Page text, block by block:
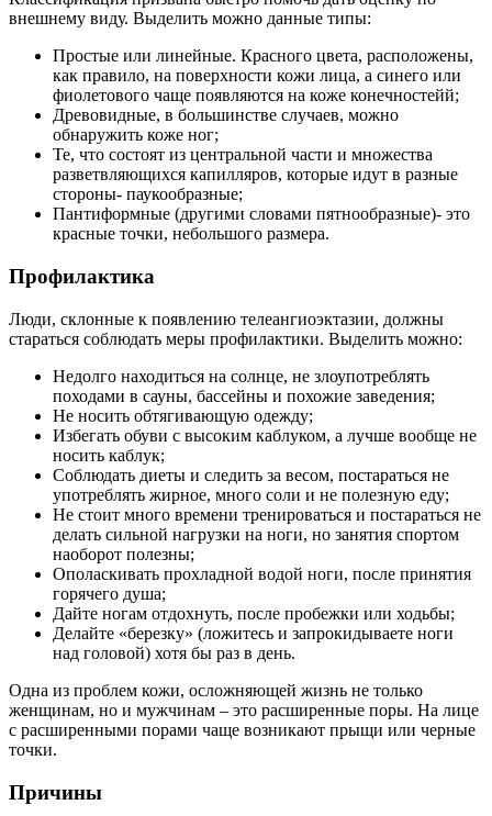
внешнему виду. Выделить можно данные типы:
Простые или линейные. Красного цвета, расположены,
как правило, на поверхности кожи лица, а синего или
фиолетового чаще появляются на коже конечностейй;
Древовидные, в большинстве случаев, можно
обнаружить коже ног;
Те, что состоят из центральной части и множества
разветвляющихся капилляров, которые идут в разные
стороны- паукообразные;
Пантиформные (другими словами пятнообразные)- это
красные точки, небольшого размера.
Профилактика
Люди, склонные к появлению телеангиоэктазии, должны
стараться соблюдать меры профилактики. Выделить можно:
Недолго находиться на солнце, не злоупотреблять
походами в сауны, бассейны и похожие заведения;
Не носить обтягивающую одежду;
Избегать обуви с высоким каблуком, а лучше вообще не
носить каблук;
Соблюдать диеты и следить за весом, постараться не
употреблять жирное, много соли и не полезную еду;
Не стоит много времени тренироваться и постараться не
делать сильной нагрузки на ноги, но занятия спортом
наоборот полезны;
Ополаскивать прохладной водой ноги, после принятия
горячего душа;
Дайте ногам отдохнуть, после пробежки или ходьбы;
Делайте «березку» (ложитесь и запрокидываете ноги
над головой) хотя бы раз в день.
Одна из проблем кожи, осложняющей жизнь не только
женщинам, но и мужчинам – это расширенные поры. На лице
с расширенными порами чаще возникают прыщи или черные
точки.
Причины